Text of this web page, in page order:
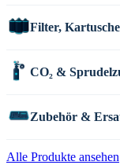
Filter,
CO₂ &
Zubehör &
Alle Produkte ansehen